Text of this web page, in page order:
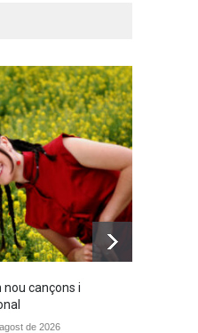
nou cançons i
de 2026